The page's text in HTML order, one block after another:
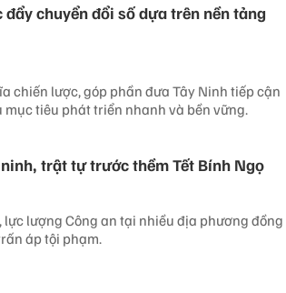
chuyển đổi số dựa trên nền tảng
chiến lược, góp phần đưa Tây Ninh tiếp cận
tiêu phát triển nhanh và bền vững.
trật tự trước thềm Tết Bính Ngọ
lượng Công an tại nhiều địa phương đồng
áp tội phạm.